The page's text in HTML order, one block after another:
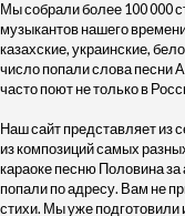
Мы собрали более 100 000
музыкантов нашего
казахские, украинские,
число попали слова песни
часто поют не только в
Наш сайт представляет из
из композиций самых
караоке песню Половина
попали по адресу. Вам не
стихи. Мы уже